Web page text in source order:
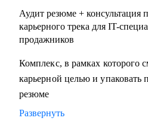
Аудит резюме + консультация
карьерного трека для IT-
продажников
Комплекс, в рамках которого
карьерной целью и упаковать
резюме
Развернуть